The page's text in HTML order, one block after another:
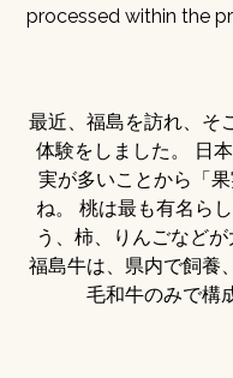
processed within the
最近、福島を訪れ、そ
体験をしました。 日
実が多いことから「
ね。 桃は最も有名ら
う、柿、りんごなど
福島牛は、県内で飼養
毛和牛のみで構